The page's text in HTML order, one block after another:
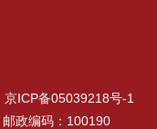
京ICP备05039218号-1
邮政编码：100190